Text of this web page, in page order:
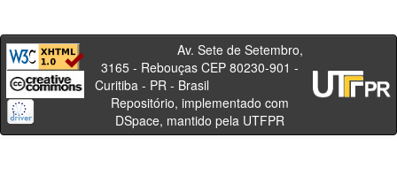
Av. Sete de Setembro,
3165 - Rebouças CEP 80230-901 -
Curitiba - PR - Brasil
Repositório, implementado com
DSpace, mantido pela UTFPR